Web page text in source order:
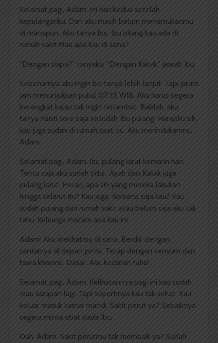
Selamat pagi, Adam. Ini hari kedua setelah
kepulanganku. Dan aku masih belum menemukanmu
di manapun. Aku tanya Ibu. Ibu bilang kau ada di
rumah sakit.Mau apa kau di sana?
“Dengan siapa?” tanyaku. “Dengan Kakak,” jawab Ibu.
Sebenarnya aku ingin bertanya lebih lanjut. Tapi jarum
jam menunjukkan pukul 07:35 WIB. Aku harus segera
berangkat kalau tak ingin terlambat. Baiklah, aku
tanya nanti sore saja sesudah Ibu pulang. Harapku sih,
kau juga sudah di rumah saat itu. Aku merindukanmu,
Adam.
Selamat pagi, Adam. Ibu pulang larut kemarin hari.
Tentu saja aku sudah tidur. Ayah dan Kakak juga
pulang larut. Heran, apa sih yang mereka lakukan
hingga selarut itu? Kau juga. Kemana saja kau? Kau
sudah pulang dari rumah sakit atau belum saja aku tak
tahu. Keluarga macam apa kau ini.
Adam! Aku melihatmu di sana. Berdiri dengan
santainya di depan pintu. Tetap dengan senyum dan
tawa khasmu. Dasar. Aku kecarian tahu!
Selamat pagi, Adam. Kelihatannya pagi ini kau sudah
mau sarapan lagi. Tapi sepertinya kau tak sehat. Kau
keluar masuk kamar mandi. Sakit perut ya? Sebaiknya
segera minta obat pada Ibu.
Duh, Adam. Sakit perutmu tak membaik ya? Sudah